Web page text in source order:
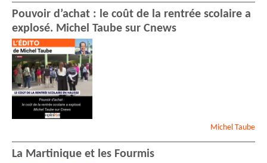
Pouvoir d’achat : le coût de la rentrée scolaire a
explosé. Michel Taube sur Cnews
Michel Taube
La Martinique et les Fourmis